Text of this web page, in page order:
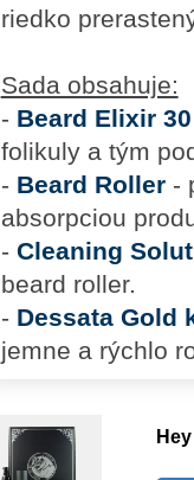
riedko
Sada obsahuje:
- Beard Elixir
folikuly a tým
- Beard Roller-
absorpciou
- Cleaning
beard roller.
- Dessata Gold
jemne a rýchlo